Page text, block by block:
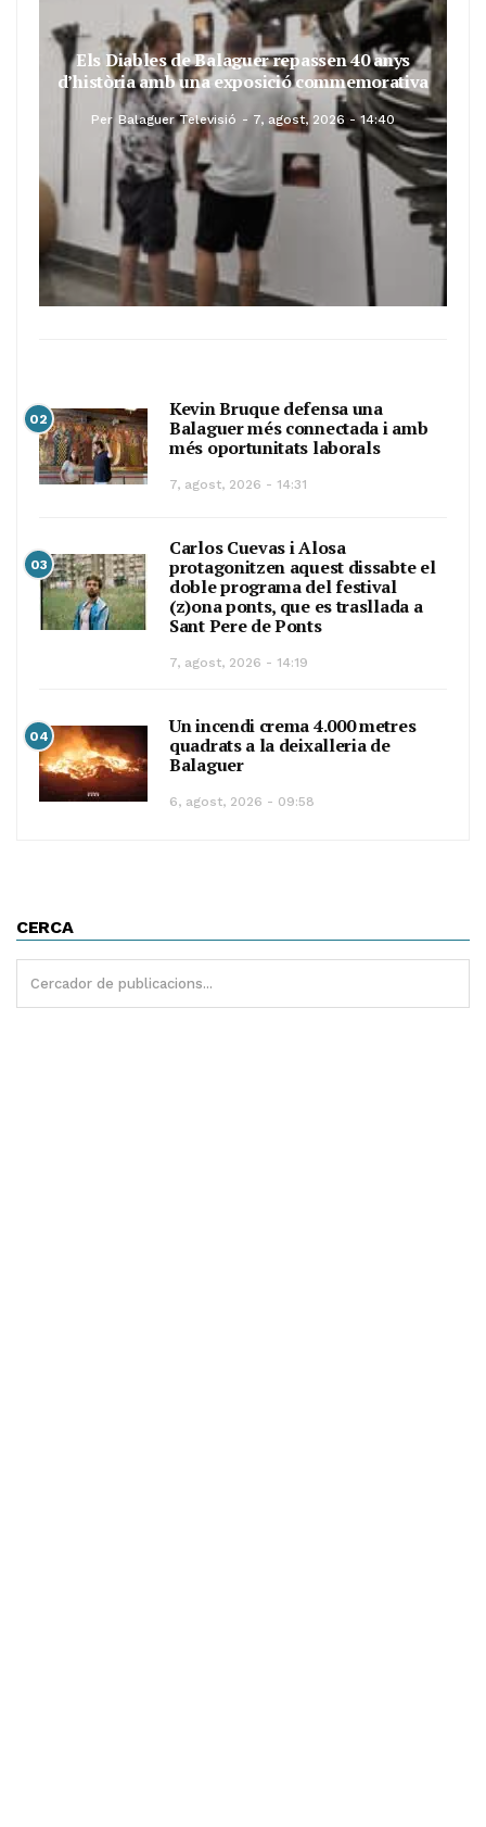
Els Diables de Balaguer repassen 40 anys
d’història amb una exposició commemorativa
Per Balaguer Televisió 7, agost, 2026 - 14:40
02
Kevin Bruque defensa una
Balaguer més connectada i amb
més oportunitats laborals
7, agost, 2026 - 14:31
03
Carlos Cuevas i Alosa
protagonitzen aquest dissabte el
doble programa del festival
(z)ona ponts, que es trasllada a
Sant Pere de Ponts
7, agost, 2026 - 14:19
04
Un incendi crema 4.000 metres
quadrats a la deixalleria de
Balaguer
6, agost, 2026 - 09:58
CERCA